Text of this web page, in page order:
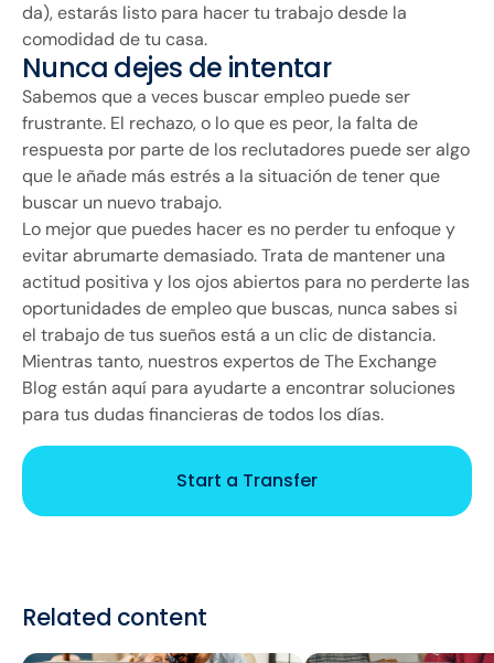
da), estarás listo para hacer tu trabajo desde la
comodidad de tu casa.
Nunca dejes de intentar
Sabemos que a veces buscar empleo puede ser
frustrante. El rechazo, o lo que es peor, la falta de
respuesta por parte de los reclutadores puede ser algo
que le añade más estrés a la situación de tener que
buscar un nuevo trabajo.
Lo mejor que puedes hacer es no perder tu enfoque y
evitar abrumarte demasiado. Trata de mantener una
actitud positiva y los ojos abiertos para no perderte las
oportunidades de empleo que buscas, nunca sabes si
el trabajo de tus sueños está a un clic de distancia.
Mientras tanto, nuestros expertos de The Exchange
Blog están aquí para ayudarte a encontrar soluciones
para tus dudas financieras de todos los días.
Start a Transfer
Related content